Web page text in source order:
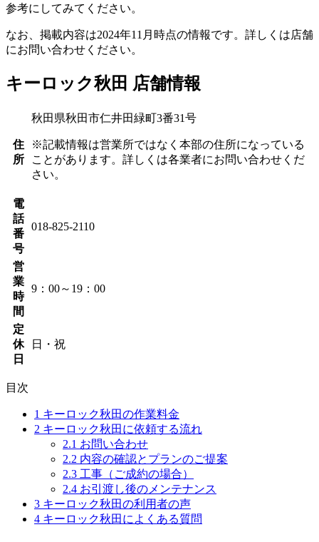
参考にしてみてください。
なお、掲載内容は2024年11月時点の情報です。詳しくは店舗
にお問い合わせください。
キーロック秋田 店舗情報
住
所
秋田県秋田市仁井田緑町3番31号
※記載情報は営業所ではなく本部の住所になっている
ことがあります。詳しくは各業者にお問い合わせくだ
さい。
電
話
番
号
018-825-2110
営
業
時
間
9：00～19：00
定
休
日
日・祝
目次
1 キーロック秋田の作業料金
2 キーロック秋田に依頼する流れ
2.1 お問い合わせ
2.2 内容の確認とプランのご提案
2.3 工事（ご成約の場合）
2.4 お引渡し後のメンテナンス
3 キーロック秋田の利用者の声
4 キーロック秋田によくある質問